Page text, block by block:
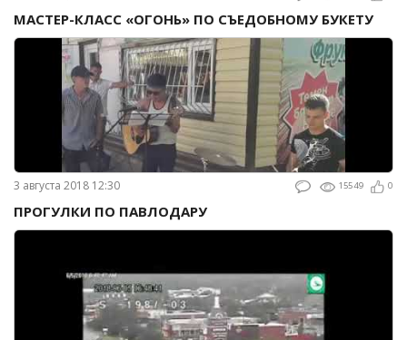
МАСТЕР-КЛАСС «ОГОНЬ» ПО СЪЕДОБНОМУ БУКЕТУ
3 августа 2018 12:30 15549 0
ПРОГУЛКИ ПО ПАВЛОДАРУ